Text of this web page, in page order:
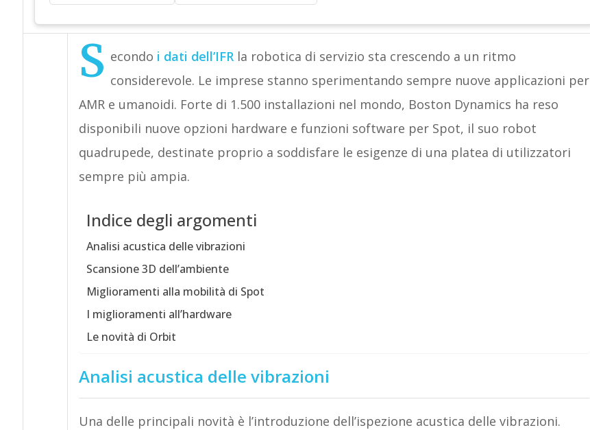
S econdo i dati dell’IFRla robotica di servizio sta crescendo a un ritmo
considerevole. Le imprese stanno sperimentando sempre nuove applicazioni per
AMR e umanoidi. Forte di 1.500 installazioni nel mondo, Boston Dynamics ha reso
disponibili nuove opzioni hardware e funzioni software per Spot, il suo robot
quadrupede, destinate proprio a soddisfare le esigenze di una platea di utilizzatori
sempre più ampia.
Indice degli argomenti
Analisi acustica delle vibrazioni
Scansione 3D dell’ambiente
Miglioramenti alla mobilità di Spot
I miglioramenti all’hardware
Le novità di Orbit
Analisi acustica delle vibrazioni
Una delle principali novità è l’introduzione dell’ispezione acustica delle vibrazioni.